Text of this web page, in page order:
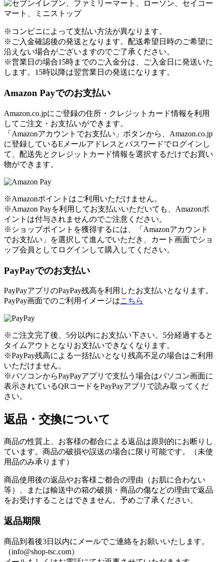
※コンビニによって支払い方法が異なります。
※ご入金確認後の発送となります。配送希望日時のご希望に
沿えない場合がございますのでご了承ください。
※営業日の場合15時までのご入金分は、ご入金日に発送いた
します。15時以降は翌営業日の発送になります。
Amazon Payでのお支払い
Amazon.co.jpにご登録の住所・クレジットカード情報を利用
してご注文・お支払いができます。
「Amazonアカウントでお支払い」ボタンから、Amazon.co.jp
に登録しているEメールアドレスとパスワードでログインし
て、配送先とクレジットカード情報を選択するだけでお買い
物ができます。
※Amazonポイントはご利用いただけません。
※Amazon Payを利用してお支払いいただいても、Amazonポ
イントは付与されませんのでご注意ください。
※ショップポイントを獲得するには、「Amazonアカウント
でお支払い」を選択して進んでいただき、カート画面でショ
ップ会員としてログインして購入してください。
PayPayでのお支払い
PayPayアプリのPayPay残高を利用したお支払いとなります。
PayPay画面でのご利用イメージはこちら
※ご注文完了後、5分以内にお支払い下さい。5分経過すると
タイムアウトとなりお支払いできなくなります。
※PayPay残高による一括払いとなり残高不足の場合はご利用
いただけません。
※パソコンからPayPayアプリで支払う場合はパソコン画面に
表示されているQRコードをPayPayアプリで読み取ってくだ
さい。
返品・交換について
商品の性質上、お客様の都合による返品は原則的にお断りし
ています。商品の破損や誤送の場合に限り可能です。（未使
用品のみ承ります）
商品使用後の返品やお客様ご都合の理由（お肌に合わない
等）、または輸送中の箱の破損・商品の傷などの理由で返品
をお受けすることはできません。予めご了承ください。
返品期限
商品到着後3日以内にメールでご連絡をお願いいたします。
（info@shop-tsc.com）